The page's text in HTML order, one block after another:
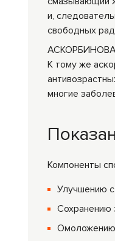
и,
свободных
АСКОРБИНОВАЯ
К тому же
многие
Компоненты
Улучшению
Сохранению
Омоложению